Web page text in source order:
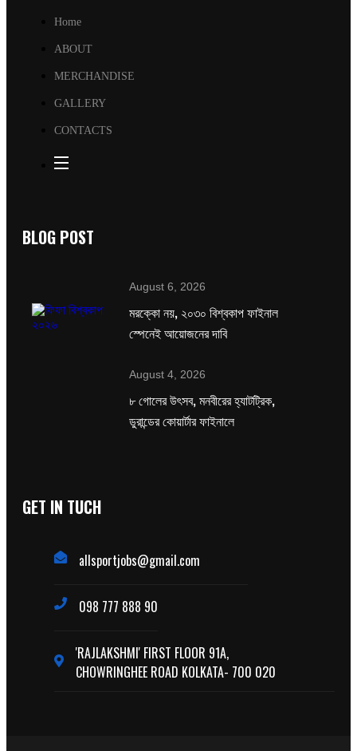
Home
ABOUT
MERCHANDISE
GALLERY
CONTACTS
BLOG POST
August 6, 2026
মরক্কো নয়, ২০৩০ বিশ্বকাপ ফাইনাল
স্পেনেই আয়োজনের দাবি
August 4, 2026
৮ গোলের উৎসব, মনবীরের হ্যাটট্রিক,
ডুরান্ডের কোয়ার্টার ফাইনালে
GET IN TUCH
allsportjobs@gmail.com
098 777 888 90
'RAJLAKSHMI' FIRST FLOOR 91A,
CHOWRINGHEE ROAD KOLKATA- 700 020